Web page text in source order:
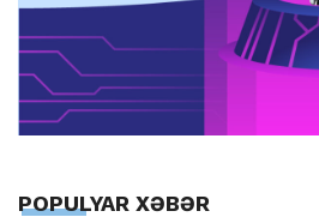
POPULYAR XƏBƏR